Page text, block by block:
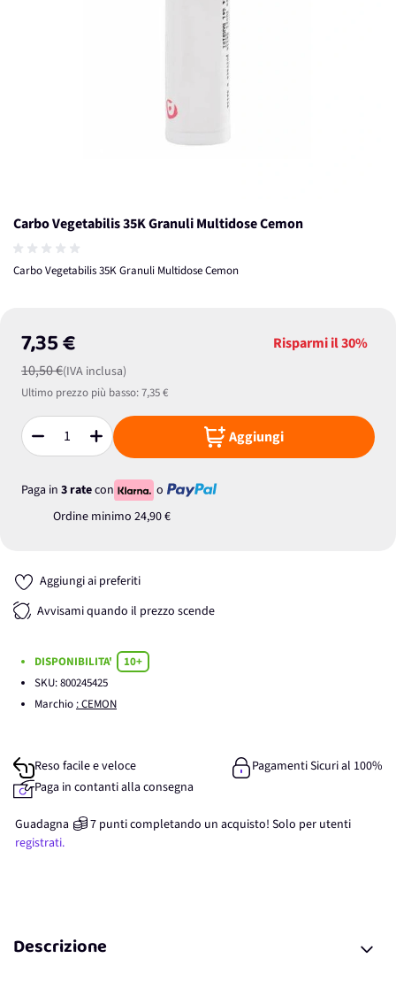
Carbo Vegetabilis 35K Granuli Multidose Cemon
Carbo Vegetabilis 35K Granuli Multidose Cemon
7,35 €
10,50 €(IVA inclusa)
Risparmi il30%
Ultimo prezzo più basso:7,35 €
Quantità Aggiungi
Paga in 3 ratecon
o
Ordine minimo 24,90 €
Aggiungi ai preferiti
Avvisami quando il prezzo scende
DISPONIBILITA'
10+
SKU:800245425
Marchio : CEMON
Reso facile e veloce
Pagamenti Sicuri al 100%
Paga in contanti alla consegna
Guadagna 7 punticompletando un acquisto! Solo per utenti
registrati.
Descrizione